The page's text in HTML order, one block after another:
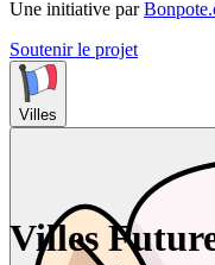
Une initiative par
Soutenir le projet
Villes
Villes